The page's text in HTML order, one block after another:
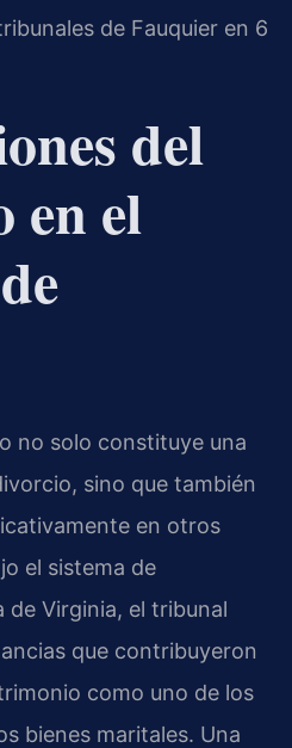
de Fauquier en 6
del
en el
no solo constituye una
sino que también
en otros
el sistema de
Virginia, el tribunal
que contribuyeron
como uno de los
bienes maritales. Una